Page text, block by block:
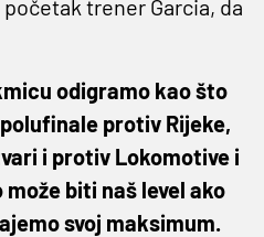
početak trener Garcia, da
odigramo kao što
protiv Rijeke,
i protiv Lokomotive i
biti naš level ako
svoj maksimum.